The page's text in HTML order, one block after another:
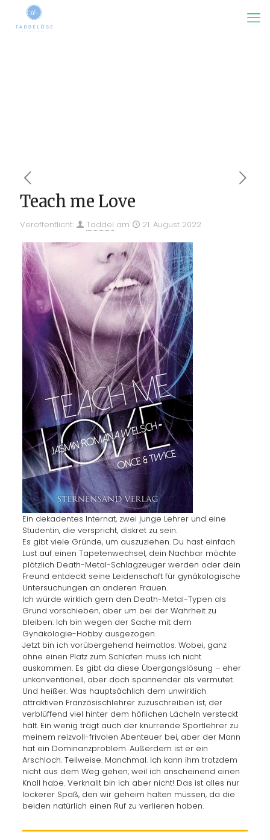
Teach me Love
Veröffentlicht: Taddel am 21. August 2022
Ein dekadentes Internat, zwei junge Lehrer und eine
Studentin, die verspricht, diskret zu sein.
Es gibt viele Gründe, um auszuziehen. Du hast einfach
Lust auf einen Tapetenwechsel, dein Nachbar möchte
plötzlich Death-Metal-Schlagzeuger werden oder dein
Freund entdeckt seine Leidenschaft für gynäkologische
Untersuchungen an anderen Frauen.
Ich würde wirklich gern den Death-Metal-Typen als
Grund vorschieben, aber um bei der Wahrheit zu
bleiben: Ich bin wegen der Sache mit dem
Gynäkologie-Hobby ausgezogen.
Jetzt bin ich vorübergehend heimatlos. Wobei, ganz
ohne einen Platz zum Schlafen muss ich nicht
auskommen. Es gibt da diese Übergangslösung – eher
unkonventionell, aber doch spannender als vermutet.
Und heißer. Was hauptsächlich dem unwirklich
attraktiven Französischlehrer zuzuschreiben ist, der
verblüffend viel hinter dem höflichen Lächeln versteckt
hält. Ein wenig trägt auch der knurrende Sportlehrer zu
meinem reizvoll-frivolen Abenteuer bei, aber der Mann
hat ein Dominanzproblem. Außerdem ist er ein
Arschloch. Teilweise. Manchmal. Ich kann ihm trotzdem
nicht aus dem Weg gehen, weil ich anscheinend einen
Knall habe. Verknallt bin ich aber nicht! Das ist alles nur
lockerer Spaß, den wir geheim halten müssen, da die
beiden natürlich einen Ruf zu verlieren haben.